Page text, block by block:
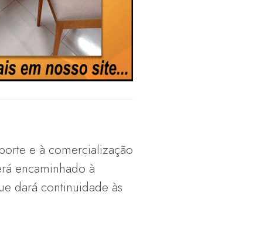
e à comercialização
encaminhado à
dará continuidade às